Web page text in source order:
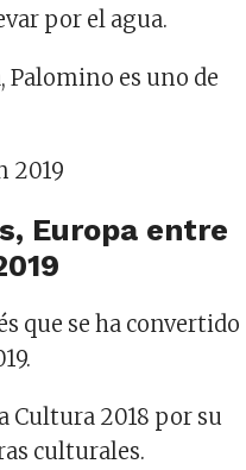
por el agua.
es uno de
Europa entre
que se ha convertido
Cultura 2018 por su
culturales.